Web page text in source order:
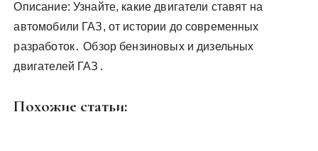
Описание: Узнайте, какие двигатели ставят на
автомобили ГАЗ, от истории до современных
разработок․ Обзор бензиновых и дизельных
двигателей ГАЗ․
Похожие статьи: